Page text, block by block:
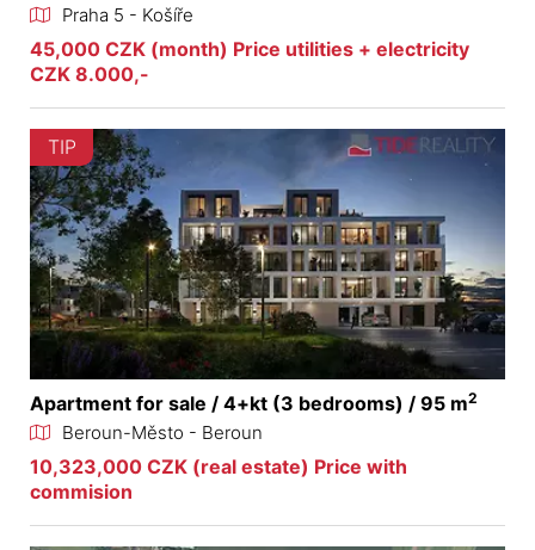
Praha 5 - Košíře
45,000 CZK (month) Price utilities + electricity
CZK 8.000,-
TIP
Apartment for sale / 4+kt (3 bedrooms) / 95 m2
Beroun-Město - Beroun
10,323,000 CZK (real estate) Price with
commision